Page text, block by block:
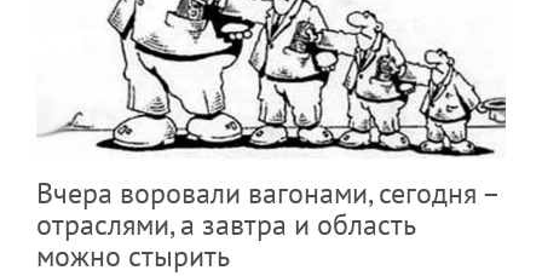
Вчера воровали вагонами, сегодня –
отраслями, а завтра и область
можно стырить